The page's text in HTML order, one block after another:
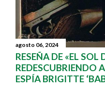
agosto 06, 2024
RESEÑA DE «EL
REDESCUBRIENDO
ESPÍA BRIGITTE